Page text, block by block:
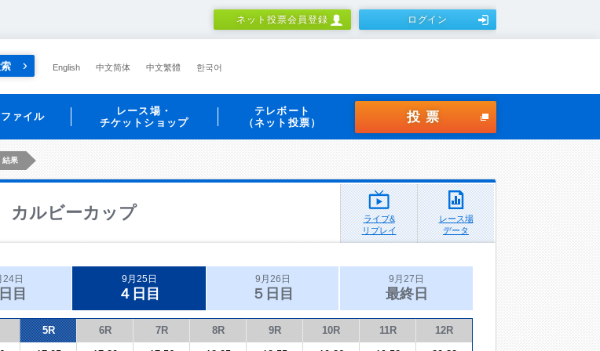
ネット投票会員登録 ログイン
English 中文简体 中文繁體 한국어
ァイル
レース場・
チケットショップ
テレボート
（ネット投票）
投票
結果
カルビーカップ
ライブ&
リプレイ
レース場
データ
24日
目
9月25日
４日目
9月26日
５日目
9月27日
最終日
5R 6R 7R 8R 9R 10R 11R 12R